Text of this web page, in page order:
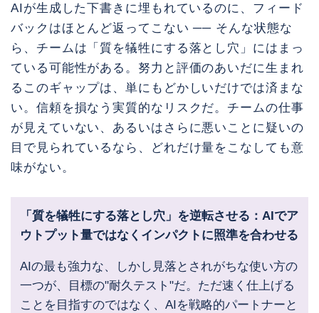
AIが生成した下書きに埋もれているのに、フィード
バックはほとんど返ってこない ── そんな状態な
ら、チームは「質を犠牲にする落とし穴」にはまっ
ている可能性がある。努力と評価のあいだに生まれ
るこのギャップは、単にもどかしいだけでは済まな
い。信頼を損なう実質的なリスクだ。チームの仕事
が見えていない、あるいはさらに悪いことに疑いの
目で見られているなら、どれだけ量をこなしても意
味がない。
「質を犠牲にする落とし穴」を逆転させる：AIでア
ウトプット量ではなくインパクトに照準を合わせる
AIの最も強力な、しかし見落とされがちな使い方の
一つが、目標の"耐久テスト"だ。ただ速く仕上げる
ことを目指すのではなく、AIを戦略的パートナーと